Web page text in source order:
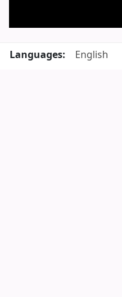
Languages:
English